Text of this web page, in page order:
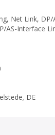
Net Link, DP/
AS-Interface
DE